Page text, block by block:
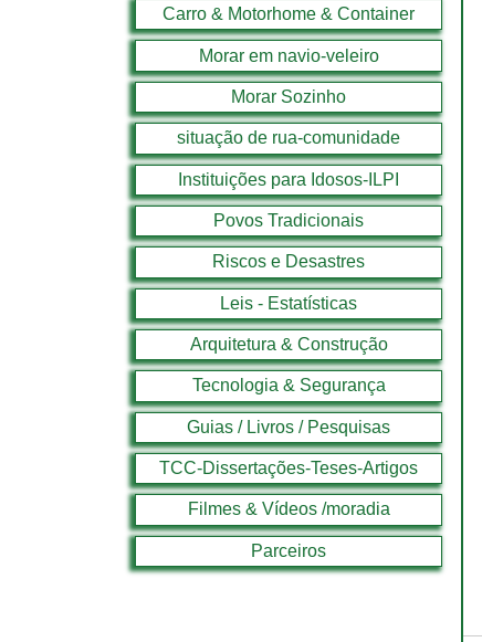
Carro & Motorhome & Container
Morar em navio-veleiro
Morar Sozinho
situação de rua-comunidade
Instituições para Idosos-ILPI
Povos Tradicionais
Riscos e Desastres
Leis - Estatísticas
Arquitetura & Construção
Tecnologia & Segurança
Guias / Livros / Pesquisas
TCC-Dissertações-Teses-Artigos
Filmes & Vídeos /moradia
Parceiros